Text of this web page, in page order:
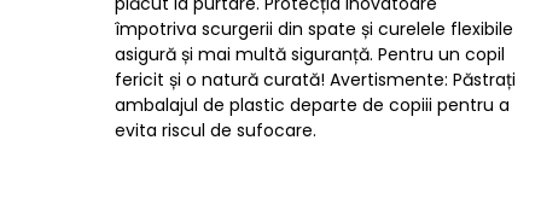
împotriva scurgerii din spate și curelele flexibile
asigură și mai multă siguranță. Pentru un copil
fericit și o natură curată! Avertismente: Păstrați
ambalajul de plastic departe de copiii pentru a
evita riscul de sufocare.